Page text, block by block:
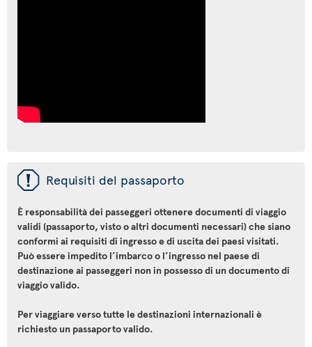
ü Requisiti del passaporto
È responsabilità dei passeggeri ottenere documenti di viaggio
validi (passaporto, visto o altri documenti necessari) che siano
conformi ai requisiti di ingresso e di uscita dei paesi visitati.
Può essere impedito l’imbarco o l’ingresso nel paese di
destinazione ai passeggeri non in possesso di un documento di
viaggio valido.
Per viaggiare verso tutte le destinazioni internazionali è
richiesto un passaporto valido.